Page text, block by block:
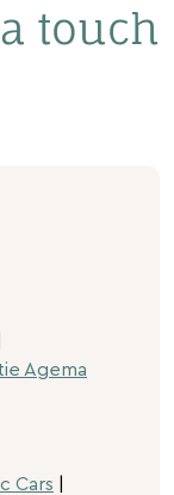
touch
Agema
Cars